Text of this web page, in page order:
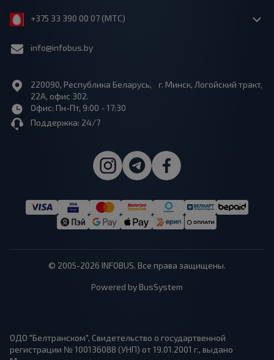
+375 33 390 00 07 (МТС)
info@infobus.by
220090, Республика Беларусь, г. Минск, Логойский тракт,
22А, офис 302.
Офис: Пн-Пт, 9:00 - 17:30
Поддержка: 24/7
© 2005-2026 INFOBUS. Все права защищены.
Powered by BusSystem
ОДО "Белтранском", Свидетельство о государтвенной
регистрации № 100136088 (УНП) от 19.01.2001 г., выдано